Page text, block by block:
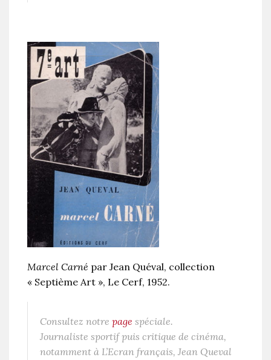
Marcel Carné par Jean Quéval, collection
« Septième Art », Le Cerf, 1952.
Consultez notre page spéciale.
Journaliste sportif puis critique de cinéma,
notamment à L’Ecran français, Jean Queval